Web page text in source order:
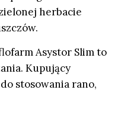
herbacie
Asystor Slim to
Kupujący
stosowania rano,